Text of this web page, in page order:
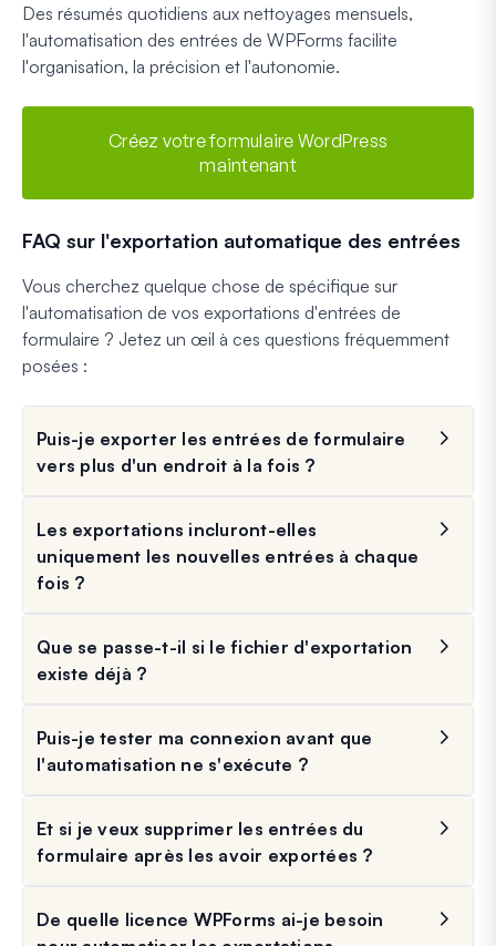
Des résumés quotidiens aux nettoyages mensuels,
l'automatisation des entrées de WPForms facilite
l'organisation, la précision et l'autonomie.
Créez votre formulaire WordPress
maintenant
FAQ sur l'exportation automatique des entrées
Vous cherchez quelque chose de spécifique sur
l'automatisation de vos exportations d'entrées de
formulaire ? Jetez un œil à ces questions fréquemment
posées :
Puis-je exporter les entrées de formulaire
vers plus d'un endroit à la fois ?
Les exportations incluront-elles
uniquement les nouvelles entrées à chaque
fois ?
Que se passe-t-il si le fichier d'exportation
existe déjà ?
Puis-je tester ma connexion avant que
l'automatisation ne s'exécute ?
Et si je veux supprimer les entrées du
formulaire après les avoir exportées ?
De quelle licence WPForms ai-je besoin